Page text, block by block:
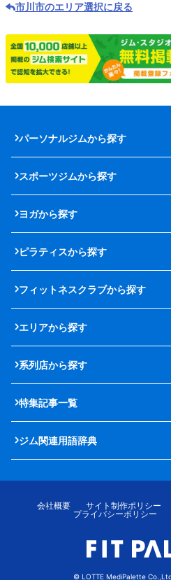
市川市のエリア選択に戻る
パーソナルジムから探す
スポーツジムから探す
ヨガから探す
ピラティスから探す
フィットネスクラブから探す
エリアから探す
系列店から探す
特集記事一覧
ジム関連用語辞典
会社概要 サイト制作ポリシー
プライバシーポリシー
© LOTTE MediPalette